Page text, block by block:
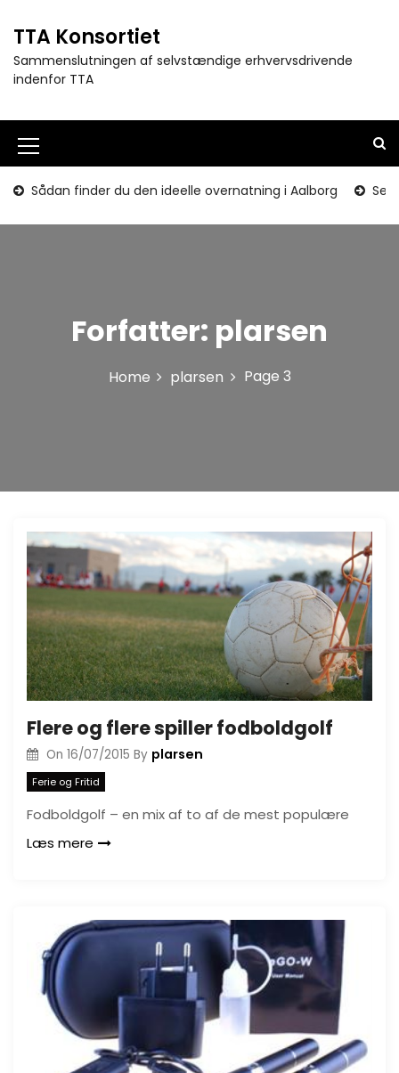
c
n
n
TTA Konsortiet
Sammenslutningen af selvstændige erhvervsdrivende
indenfor TTA
M
e
n
Sådan finder du den ideelle overnatning i Aalborg
Forfatter: plarsen
Home plarsen Page 3
Flere og flere spiller fodboldgolf
On 16/07/2015 By plarsen
Ferie og Fritid
Fodboldgolf – en mix af to af de mest populære
Læs mere